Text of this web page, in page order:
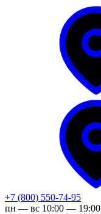
+7 (800) 550-74-95
пн — вс 10:00 — 19:00